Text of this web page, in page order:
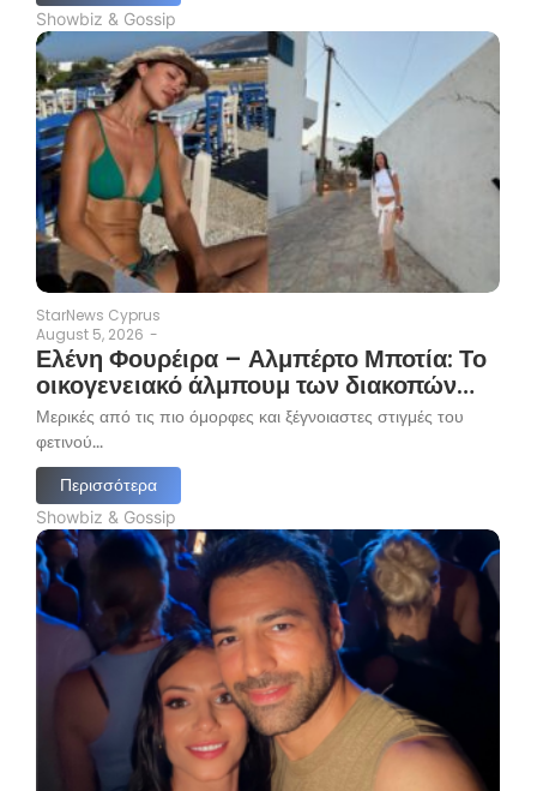
Showbiz & Gossip
StarNews Cyprus
August 5, 2026 -
Ελένη Φουρέιρα – Αλμπέρτο Μποτία: Το
οικογενειακό άλμπουμ των διακοπών…
Μερικές από τις πιο όμορφες και ξέγνοιαστες στιγμές του
φετινού...
Περισσότερα
Showbiz & Gossip